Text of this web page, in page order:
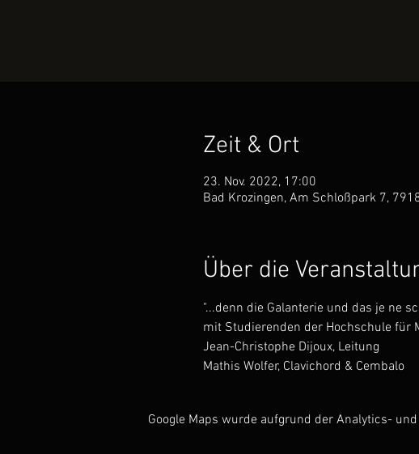
Zeit & Ort
23. Nov. 2022, 17:00
Bad Krozingen, Am Schloßpark 7,
Über die
"...denn die Galanterie und das je ne
mit Studierenden der Hochschule für
Jean-Christophe Dijoux, Leitung
Mathis Wolfer, Clavichord & Cembalo
Google Maps wurde aufgrund der Analytics-